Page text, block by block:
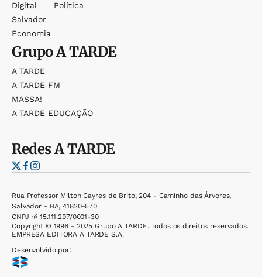
Digital
Salvador
Economia
Política
GrupoA TARDE
A TARDE
A TARDE FM
MASSA!
A TARDE EDUCAÇÃO
RedesA TARDE
Rua Professor Milton Cayres de Brito, 204 - Caminho das Árvores,
Salvador - BA, 41820-570
CNPJ nº 15.111.297/0001-30
Copyright © 1996 - 2025 Grupo A TARDE. Todos os direitos reservados.
EMPRESA EDITORA A TARDE S.A.
Desenvolvido por: